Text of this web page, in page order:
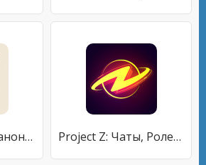
Подслушано — анонимные секреты Project Z: Чаты, Ролевые игры и новые друзья